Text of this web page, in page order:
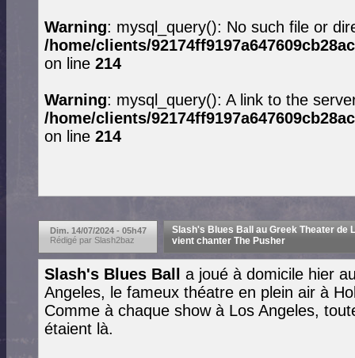
Warning: mysql_query(): No such file or
/home/clients/
on line 214
Warning: mysql_query(): A link to the
/home/clients/
on line 214
Dim. 14/07/2024 - 05h47
Rédigé par Slash2baz
Slash's Blues Ball au Greek Theater de
vient chanter The Pusher
Slash's Blues Ball
a joué à domicile hier
Angeles, le fameux théatre en plein air à
Comme à chaque show à Los Angeles,
étaient là.